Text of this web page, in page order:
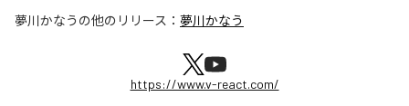
夢川かなう の他のリリース： 夢川かなう
https://www.v-react.com/